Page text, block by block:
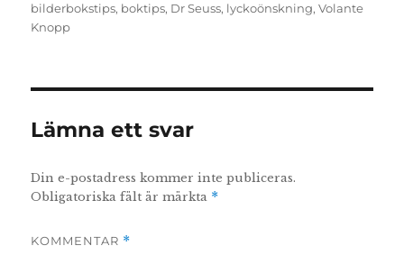
bilderbokstips, boktips, Dr Seuss, lyckoönskning,Volante
Knopp
Lämna ett svar
Din e-postadress kommer inte publiceras.
Obligatoriska fält är märkta *
KOMMENTAR *